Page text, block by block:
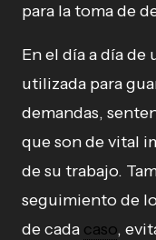
para la toma de
En el día a día de
utilizada para
demandas,
que son de vital
de su trabajo.
seguimiento de
de cada caso,